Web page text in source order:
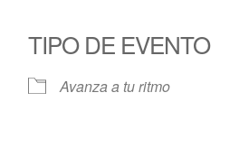
iCalendar
TIPO DE EVENTO
Avanza a tu ritmo